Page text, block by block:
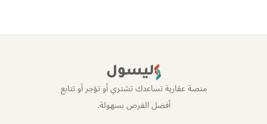
ليسول
منصة عقارية تساعدك تشتري أو تؤجر أو تتابع
أفضل الفرص بسهولة.